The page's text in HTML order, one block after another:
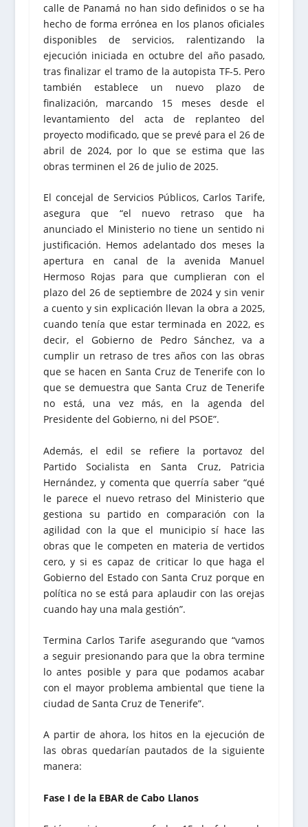
calle de Panamá no han sido definidos o se ha
hecho de forma errónea en los planos oficiales
disponibles de servicios, ralentizando la
ejecución iniciada en octubre del año pasado,
tras finalizar el tramo de la autopista TF-5. Pero
también establece un nuevo plazo de
finalización, marcando 15 meses desde el
levantamiento del acta de replanteo del
proyecto modificado, que se prevé para el 26 de
abril de 2024, por lo que se estima que las
obras terminen el 26 de julio de 2025.
El concejal de Servicios Públicos, Carlos Tarife,
asegura que “el nuevo retraso que ha
anunciado el Ministerio no tiene un sentido ni
justificación. Hemos adelantado dos meses la
apertura en canal de la avenida Manuel
Hermoso Rojas para que cumplieran con el
plazo del 26 de septiembre de 2024 y sin venir
a cuento y sin explicación llevan la obra a 2025,
cuando tenía que estar terminada en 2022, es
decir, el Gobierno de Pedro Sánchez, va a
cumplir un retraso de tres años con las obras
que se hacen en Santa Cruz de Tenerife con lo
que se demuestra que Santa Cruz de Tenerife
no está, una vez más, en la agenda del
Presidente del Gobierno, ni del PSOE”.
Además, el edil se refiere la portavoz del
Partido Socialista en Santa Cruz, Patricia
Hernández, y comenta que querría saber “qué
le parece el nuevo retraso del Ministerio que
gestiona su partido en comparación con la
agilidad con la que el municipio sí hace las
obras que le competen en materia de vertidos
cero, y si es capaz de criticar lo que haga el
Gobierno del Estado con Santa Cruz porque en
política no se está para aplaudir con las orejas
cuando hay una mala gestión”.
Termina Carlos Tarife asegurando que “vamos
a seguir presionando para que la obra termine
lo antes posible y para que podamos acabar
con el mayor problema ambiental que tiene la
ciudad de Santa Cruz de Tenerife”.
A partir de ahora, los hitos en la ejecución de
las obras quedarían pautados de la siguiente
manera:
Fase I de la EBAR de Cabo Llanos